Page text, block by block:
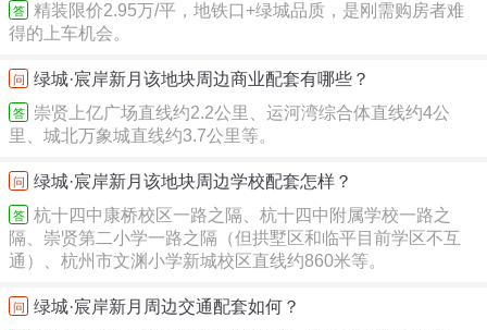
答
精装限价2.95万/平，地铁口+绿城品质，是刚需购房者难
得的上车机会。
问 绿城·宸岸新月该地块周边商业配套有哪些？
答
崇贤上亿广场直线约2.2公里、运河湾综合体直线约4公
里、城北万象城直线约3.7公里等。
问 绿城·宸岸新月该地块周边学校配套怎样？
答
杭十四中康桥校区一路之隔、杭十四中附属学校一路之
隔、崇贤第二小学一路之隔（但拱墅区和临平目前学区不互
通）、杭州市文渊小学新城校区直线约860米等。
问 绿城·宸岸新月周边交通配套如何？